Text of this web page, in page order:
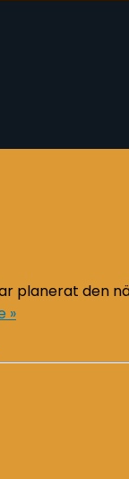
planerat den
»